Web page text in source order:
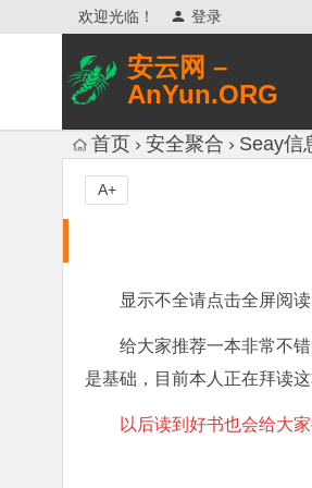
欢迎光临！ 登录
安云网 –
AnYun.ORG
网络安全研究、网络各种猎奇八卦。
首页 安全聚合 Seay信
A+
显示不全请点击全屏阅读
给大家推荐一本非常不
是基础，目前本人正在拜读
以后读到好书也会给大